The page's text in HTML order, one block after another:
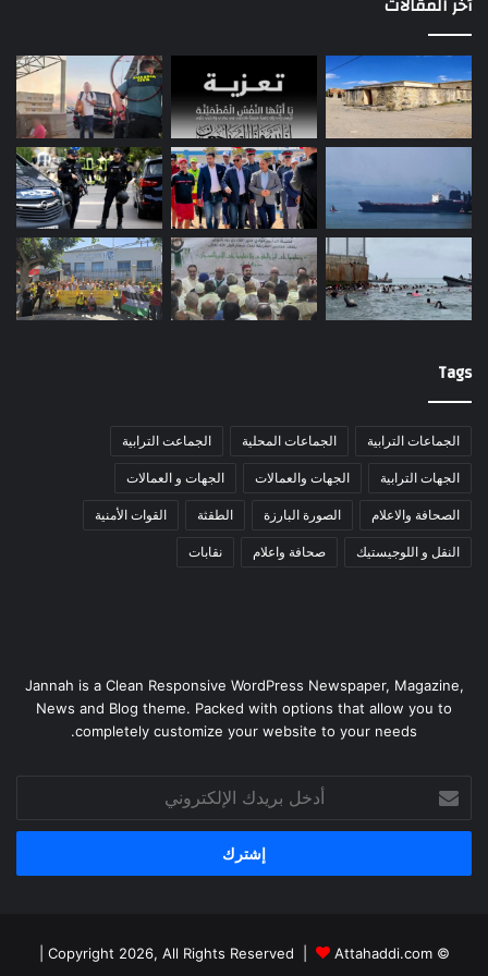
أخر المقالات
Tags
الجماعات الترابية الجماعات المحلية الجماعت الترابية
الجهات الترابية الجهات والعمالات الجهات و العمالات
الصحافة والاعلام الصورة البارزة الطقثة القوات الأمنية
النقل و اللوجيستيك صحافة واعلام نقابات
Jannah is a Clean Responsive WordPress Newspaper, Magazine,
News and Blog theme. Packed with options that allow you to
completely customize your website to your needs.
بريدك
الإلكتروني
© Copyright 2026, All Rights Reserved |
Attahaddi.com